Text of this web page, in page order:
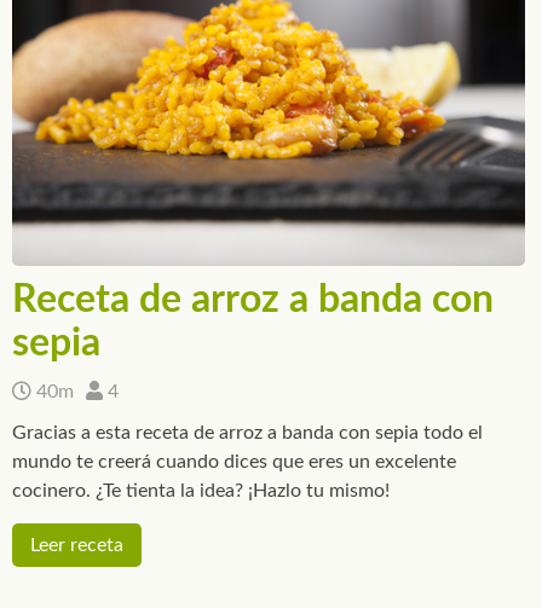
Receta de arroz a banda con
sepia
40m 4
Gracias a esta receta de arroz a banda con sepia todo el
mundo te creerá cuando dices que eres un excelente
cocinero. ¿Te tienta la idea? ¡Hazlo tu mismo!
Leer receta